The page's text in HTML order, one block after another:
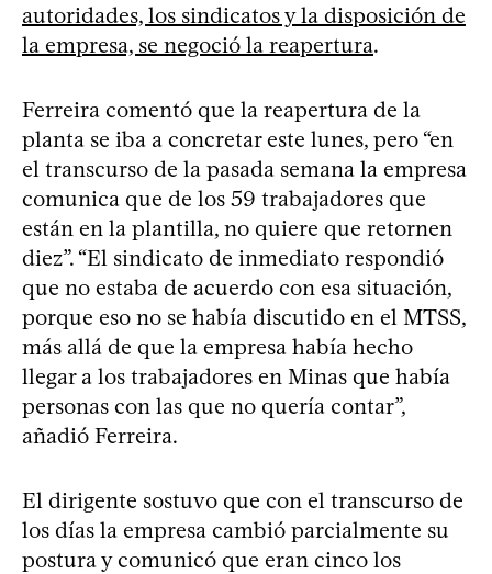
autoridades, los sindicatos y la disposición de
la empresa, se negoció la reapertura.
Ferreira comentó que la reapertura de la
planta se iba a concretar este lunes, pero “en
el transcurso de la pasada semana la empresa
comunica que de los 59 trabajadores que
están en la plantilla, no quiere que retornen
diez”. “El sindicato de inmediato respondió
que no estaba de acuerdo con esa situación,
porque eso no se había discutido en el MTSS,
más allá de que la empresa había hecho
llegar a los trabajadores en Minas que había
personas con las que no quería contar”,
añadió Ferreira.
El dirigente sostuvo que con el transcurso de
los días la empresa cambió parcialmente su
postura y comunicó que eran cinco los